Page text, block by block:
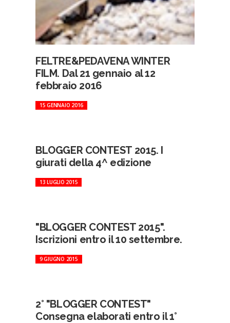
FELTRE&PEDAVENA WINTER
FILM. Dal 21 gennaio al 12
febbraio 2016
15 GENNAIO 2016
BLOGGER CONTEST 2015. I
giurati della 4^ edizione
13 LUGLIO 2015
"BLOGGER CONTEST 2015".
Iscrizioni entro il 10 settembre.
9 GIUGNO 2015
2° "BLOGGER CONTEST"
Consegna elaborati entro il 1°